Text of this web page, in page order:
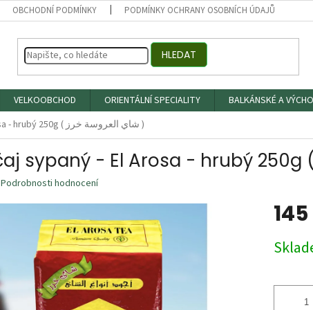
OBCHODNÍ PODMÍNKY PODMÍNKY OCHRANY OSOBNÍCH ÚDAJŮ
HLEDAT
VELKOOBCHOD ORIENTÁLNÍ SPECIALITY BALKÁNSKÉ A
Černý čaj sypaný - El Arosa - hrubý 250g ( شاي العروسة خرز )
Podrobnosti hodnocení
cena: